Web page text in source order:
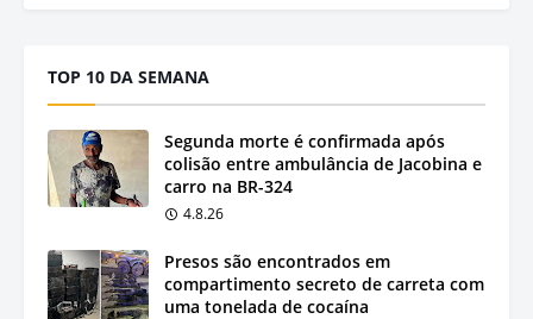
TOP 10 DA SEMANA
Segunda morte é confirmada após
colisão entre ambulância de Jacobina e
carro na BR-324
4.8.26
Presos são encontrados em
compartimento secreto de carreta com
uma tonelada de cocaína